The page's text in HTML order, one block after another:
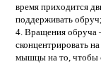
время приходится
поддерживать обруч;
4. Вращения обруча
сконцентрировать
мышцы на то, чтобы